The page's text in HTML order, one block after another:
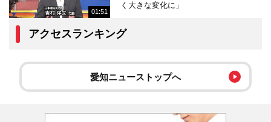
01:51
く大きな変化に」
アクセスランキング
愛知ニューストップへ